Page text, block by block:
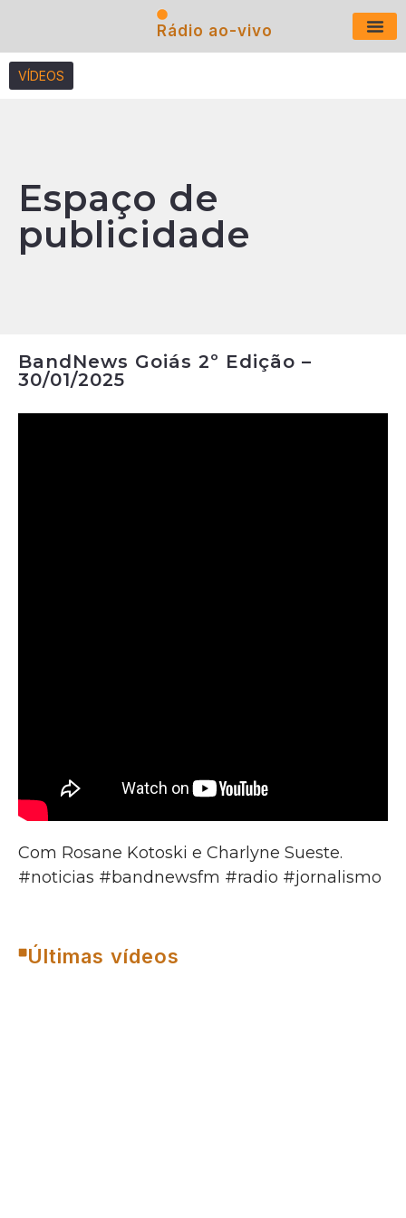
Rádio ao-vivo
VÍDEOS
Espaço de
publicidade
BandNews Goiás 2º Edição –
30/01/2025
Com Rosane Kotoski e Charlyne Sueste.
#noticias #bandnewsfm #radio #jornalismo
Últimas vídeos